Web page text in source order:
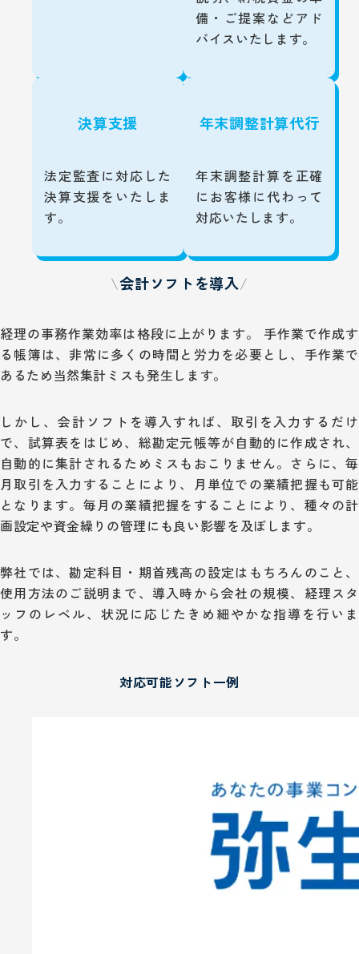
備・ご提案などアド
バイスいたします。
決算支援
法定監査に対応した
決算支援をいたしま
す。
年末調整計算代行
年末調整計算を正確
にお客様に代わって
対応いたします。
会計ソフトを導入
経理の事務作業効率は格段に上がります。 手作業で作成す
る帳簿は、非常に多くの時間と労力を必要とし、手作業で
あるため当然集計ミスも発生します。
しかし、会計ソフトを導入すれば、取引を入力するだけ
で、試算表をはじめ、総勘定元帳等が自動的に作成され、
自動的に集計されるためミスもおこりません。さらに、毎
月取引を入力することにより、月単位での業績把握も可能
となります。毎月の業績把握をすることにより、種々の計
画設定や資金繰りの管理にも良い影響を及ぼします。
弊社では、勘定科目・期首残高の設定はもちろんのこと、
使用方法のご説明まで、導入時から会社の規模、経理スタ
ッフのレベル、状況に応じたきめ細やかな指導を行いま
す。
対応可能ソフト一例